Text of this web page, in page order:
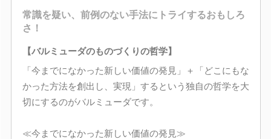
常識を疑い、前例のない手法にトライするおもしろ
さ！
【バルミューダのものづくりの哲学】
「今までになかった新しい価値の発見」＋「どこにもな
かった方法を創出し、実現」するという独自の哲学を大
切にするのがバルミューダです。
≪今までになかった新しい価値の発見≫